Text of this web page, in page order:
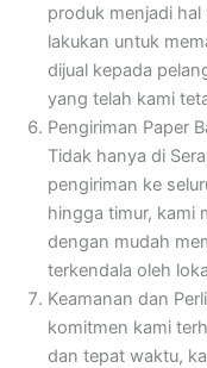
produk menjadi
lakukan untuk
dijual kepada
yang telah kami
Pengiriman Paper
Tidak hanya di
pengiriman ke
hingga timur, kami
dengan mudah
terkendala oleh
Keamanan dan
komitmen kami
dan tepat waktu,